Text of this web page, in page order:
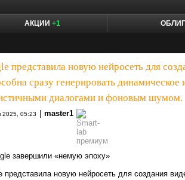
АКЦИИ +1
представила новую нейросеть для
сразу генерировать
диалогами и фоновым шумом.
2025, 05:23 master1
завершили «немую эпоху»
представила новую нейросеть для создания